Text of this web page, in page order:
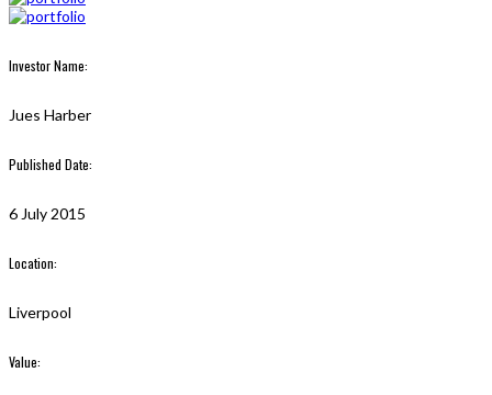
Investor Name:
Jues Harber
Published Date:
6 July 2015
Location:
Liverpool
Value: